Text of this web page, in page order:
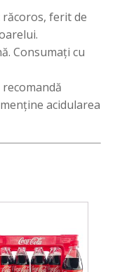
răcoros, ferit de
Consumați cu
acidularea